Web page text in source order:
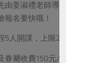
由姜淑禮老師導覽苓雅
報名要快哦！
5人開課，上限20人。
眷屬收費150元/人，非